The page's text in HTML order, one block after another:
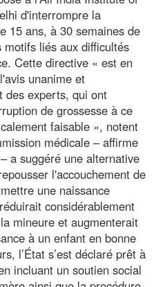
d'interrompre la
15 ans, à 30 semaines de
motifs liés aux difficultés
Cette directive « est en
unanime et
des experts, qui ont
de grossesse à ce
faisable », notent
médicale – affirme
a suggéré une alternative
l'accouchement de
une naissance
considérablement
mineure et augmenterait
à un enfant en bonne
l’État s’est déclaré prêt à
incluant un soutien social